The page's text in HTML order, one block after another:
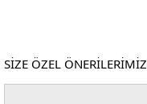
SİZE ÖZEL ÖNERİLERİMİZ